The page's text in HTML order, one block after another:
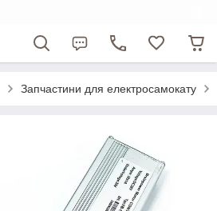
Запчастини для електросамокату